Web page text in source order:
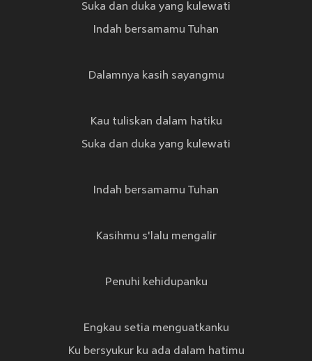
Suka dan duka yang kulewati
Indah bersamamu Tuhan
Dalamnya kasih sayangmu
Kau tuliskan dalam hatiku
Suka dan duka yang kulewati
Indah bersamamu Tuhan
Kasihmu s'lalu mengalir
Penuhi kehidupanku
Engkau setia menguatkanku
Ku bersyukur ku ada dalam hatimu